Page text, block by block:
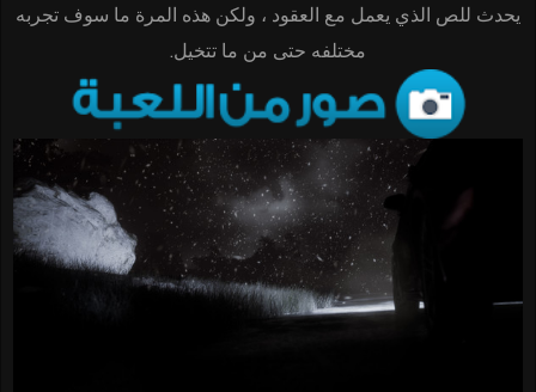
يحدث للص الذي يعمل مع العقود ، ولكن هذه المرة ما سوف تجربه
مختلفه حتى من ما تتخيل.